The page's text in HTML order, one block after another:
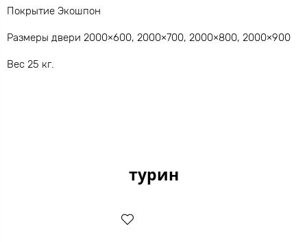
Покрытие Экошпон
Размеры двери 2000×600, 2000×700, 2000×800, 2000×900
Вес 25 кг.
турин